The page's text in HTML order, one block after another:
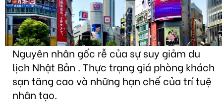
Nguyên nhân gốc rễ của sự suy giảm du
lịch Nhật Bản . Thực trạng giá phòng khách
sạn tăng cao và những hạn chế của trí tuệ
nhân tạo.